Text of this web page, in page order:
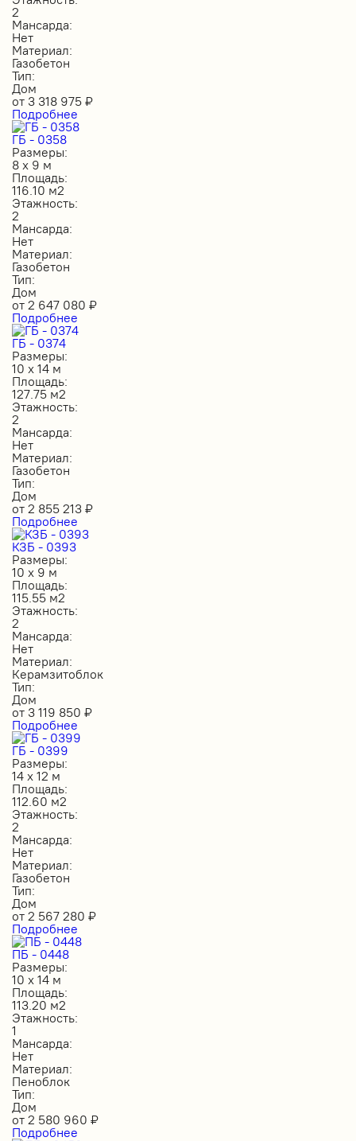
2
Мансарда:
Нет
Материал:
Газобетон
Тип:
Дом
от 3 318 975 ₽
Подробнее
ГБ - 0358
Размеры:
8 х 9 м
Площадь:
116.10 м2
Этажность:
2
Мансарда:
Нет
Материал:
Газобетон
Тип:
Дом
от 2 647 080 ₽
Подробнее
ГБ - 0374
Размеры:
10 х 14 м
Площадь:
127.75 м2
Этажность:
2
Мансарда:
Нет
Материал:
Газобетон
Тип:
Дом
от 2 855 213 ₽
Подробнее
КЗБ - 0393
Размеры:
10 х 9 м
Площадь:
115.55 м2
Этажность:
2
Мансарда:
Нет
Материал:
Керамзитоблок
Тип:
Дом
от 3 119 850 ₽
Подробнее
ГБ - 0399
Размеры:
14 х 12 м
Площадь:
112.60 м2
Этажность:
2
Мансарда:
Нет
Материал:
Газобетон
Тип:
Дом
от 2 567 280 ₽
Подробнее
ПБ - 0448
Размеры:
10 х 14 м
Площадь:
113.20 м2
Этажность:
1
Мансарда:
Нет
Материал:
Пеноблок
Тип:
Дом
от 2 580 960 ₽
Подробнее